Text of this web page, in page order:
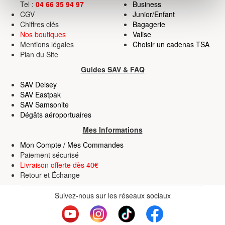
personnelles et définir vos préférences, reportez-vous à
la section « Détails »
. Vous pouvez modifier ou retirer
votre consentement à tout moment à partir de la
déclaration sur les cookies.
Les cookies nous permettent de personnaliser le contenu
et les annonces, d'offrir des fonctionnalités relatives aux
médias sociaux et d'analyser notre trafic. Nous
partageons également des informations sur l'utilisation de
notre site avec nos partenaires de médias sociaux, de
publicité et d'analyse, qui peuvent combiner celles-ci
avec d'autres informations que vous leur avez fournies
ou qu'ils ont collectées lors de votre utilisation de leurs
services.
Tel : 04 66 35 94 97
CGV
Chiffres clés
Nos boutiques
Mentions légales
Plan du Site
Business
Junior/Enfant
Bagagerie
Valise
Choisir un cadenas TSA
Guides SAV & FAQ
SAV Delsey
SAV Eastpak
SAV Samsonite
Dégâts aéroportuaires
Mes Informations
Mon Compte / Mes Commandes
Paiement sécurisé
Livraison offerte dès 40€
Retour et Échange
Suivez-nous sur les réseaux sociaux